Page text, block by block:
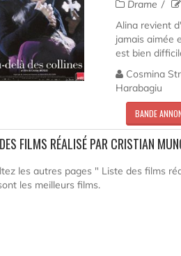
Drame
Alina revient
jamais aimée
est bien
Cosmina
Harabagiu
BANDE
FILMS RÉALISÉ PAR CRISTIAN
les autres pages " Liste des films
les meilleurs films.